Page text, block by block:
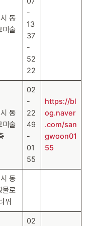
동
미술
-
13
37
-
52
22
동
미술
02
-
22
49
-
01
55
https://bl
og.naver
.com/san
gwoon01
55
동
물로
워
02